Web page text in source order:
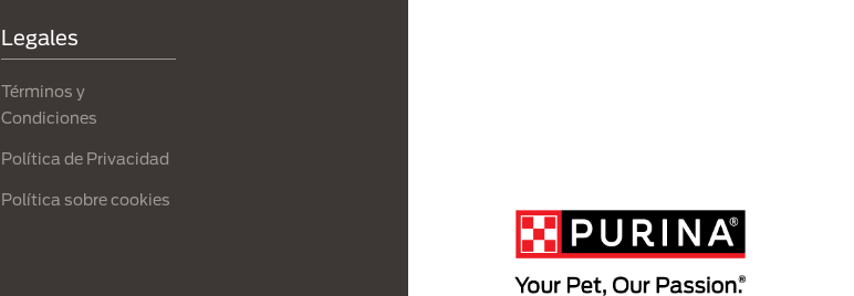
Legales
Términos y
Condiciones
Política de Privacidad
Política sobre cookies